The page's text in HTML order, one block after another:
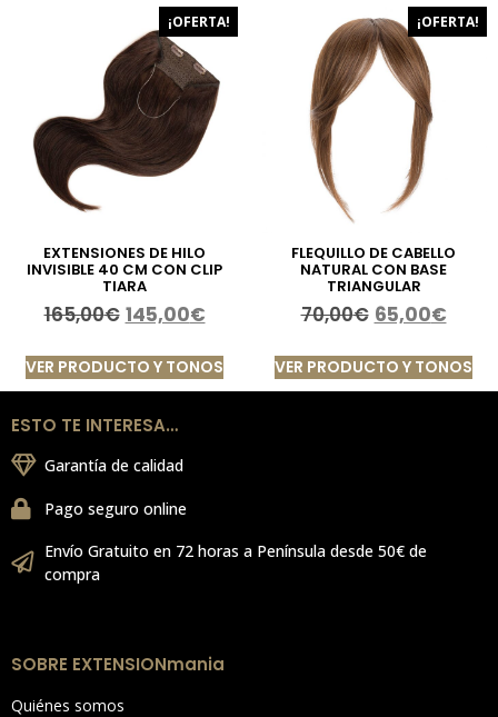
¡OFERTA!
EXTENSIONES DE HILO
INVISIBLE 40 CM CON CLIP
TIARA
165,00€ 145,00€
VER PRODUCTO Y TONOS
¡OFERTA!
FLEQUILLO DE CABELLO
NATURAL CON BASE
TRIANGULAR
70,00€ 65,00€
VER PRODUCTO Y TONOS
ESTO TE INTERESA…
Garantía de calidad
Pago seguro online
Envío Gratuito en 72 horas a Península desde 50€ de
compra
SOBRE EXTENSIONmania
Quiénes somos